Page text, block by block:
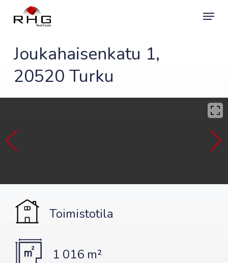
Menu
Joukahaisenkatu 1,
20520 Turku
Toimistotila
1 016 m²